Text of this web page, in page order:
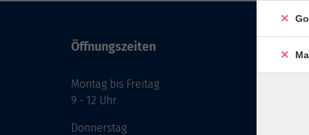
Öffnungszeiten
Montag bis Freitag
9 - 12 Uhr
Donnerstag